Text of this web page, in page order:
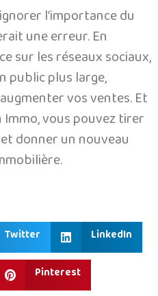
l’importance du
une erreur. En
sur les réseaux sociaux,
public plus large,
vos ventes. Et
Immo, vous pouvez tirer
donner un nouveau
Twitter
LinkedIn
Pinterest